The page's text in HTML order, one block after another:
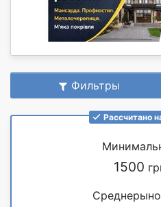
Фильтры
Рассчитано
1500